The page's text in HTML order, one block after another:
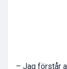
– Jag förstår